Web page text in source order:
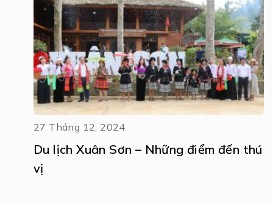
27 Tháng 12, 2024
Du lịch Xuân Sơn – Những điểm đến thú
vị